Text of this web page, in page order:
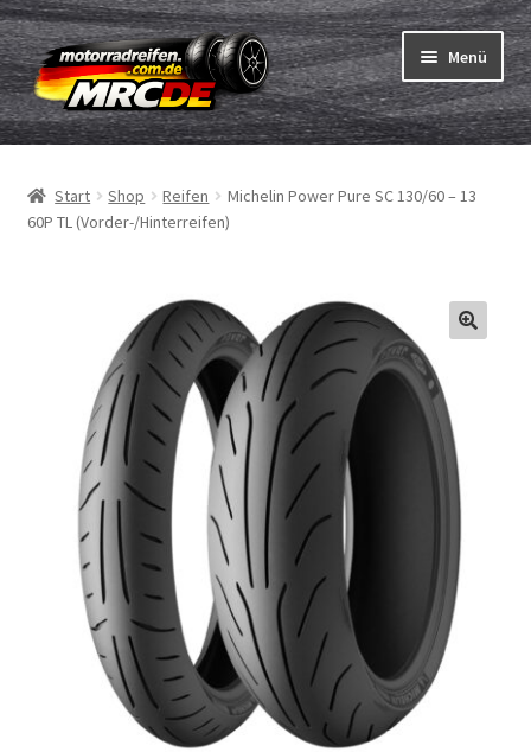
Zur
Navigation
springen
Zum
Inhalt
springen
Menü
Reifen
Schläuche
Reifentest
Marken
Start Shop Reifen
Michelin Power Pure SC 130/60 – 13
60P TL (Vorder-/Hinterreifen)